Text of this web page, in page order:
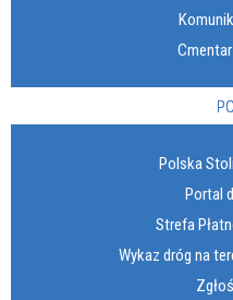
Polska
Portal
Strefa
Wykaz dróg na